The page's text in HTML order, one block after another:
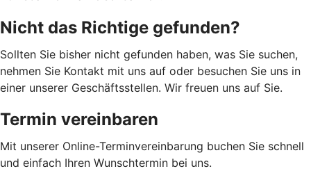
Nicht das Richtige gefunden?
Sollten Sie bisher nicht gefunden haben, was Sie suchen,
nehmen Sie Kontakt mit uns auf oder besuchen Sie uns in
einer unserer Geschäftsstellen. Wir freuen uns auf Sie.
Termin vereinbaren
Mit unserer Online-Terminvereinbarung buchen Sie schnell
und einfach Ihren Wunschtermin bei uns.